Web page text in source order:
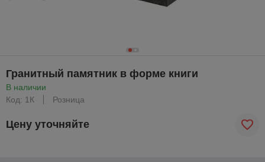
Гранитный памятник в форме книги
В наличии
Код: 1К
Розница
Цену уточняйте